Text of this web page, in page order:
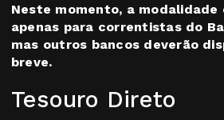
Neste momento, a
apenas para correntistas do
mas outros bancos deverão
breve.
Tesouro Direto